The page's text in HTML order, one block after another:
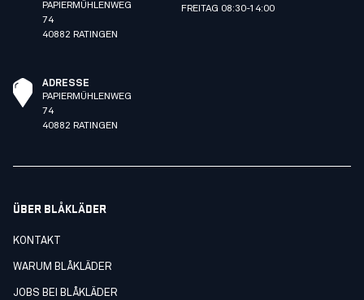
PAPIERMÜHLENWEG
74
40882 RATINGEN
FREITAG 08:30-14:00
ADRESSE
PAPIERMÜHLENWEG
74
40882 RATINGEN
ÜBER BLÅKLÄDER
KONTAKT
WARUM BLÅKLÄDER
JOBS BEI BLÅKLÄDER